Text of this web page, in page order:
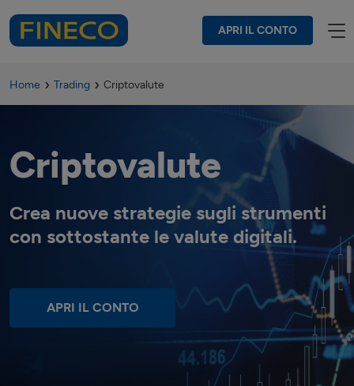
APRI IL CONTO
Home Trading Criptovalute
Criptovalute
Crea nuove strategie sugli strumenti
con sottostante le valute digitali.
APRI IL CONTO